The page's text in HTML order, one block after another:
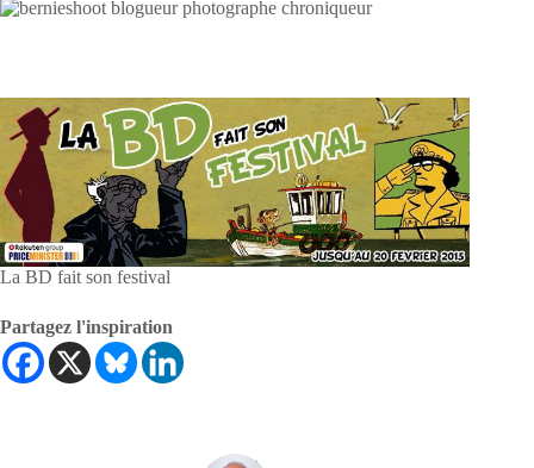
La BD fait son festival
Partagez l'inspiration